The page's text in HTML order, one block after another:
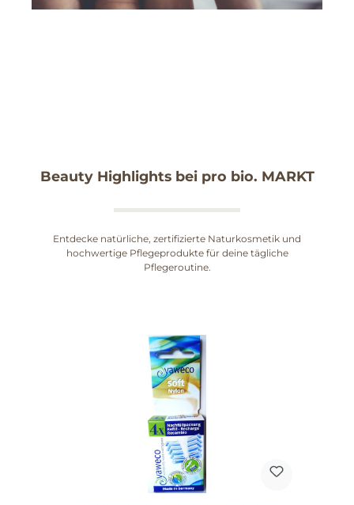
Beauty Highlights bei pro bio. MARKT
Entdecke natürliche, zertifizierte Naturkosmetik und
hochwertige Pflegeprodukte für deine tägliche
Pflegeroutine.